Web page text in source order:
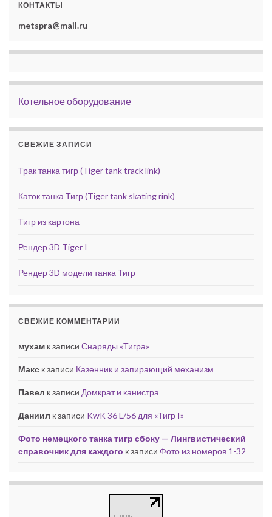
КОНТАКТЫ
metspra@mail.ru
Котельное оборудование
СВЕЖИЕ ЗАПИСИ
Трак танка тигр (Tiger tank track link)
Каток танка Тигр (Tiger tank skating rink)
Тигр из картона
Рендер 3D Tiger I
Рендер 3D модели танка Тигр
СВЕЖИЕ КОММЕНТАРИИ
мухам к записи Снаряды «Тигра»
Макс к записи Казенник и запирающий механизм
Павел к записи Домкрат и канистра
Даниил к записи KwK 36 L/56 для «Тигр I»
Фото немецкого танка тигр сбоку — Лингвистический
справочник для каждого к записи Фото из номеров 1-32